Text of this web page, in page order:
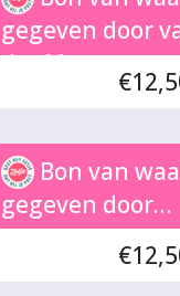
gegeven door
der Maat
Bon van
gegeven door
hartelman